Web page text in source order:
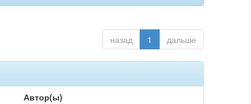
назад 1 дальше
Автор(ы)